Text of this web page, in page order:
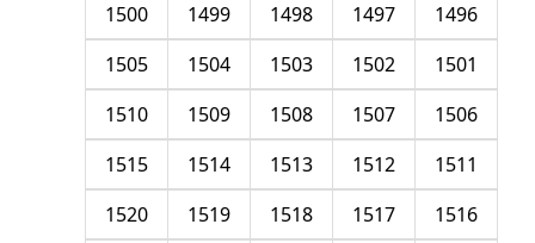
1496
1497
1498
1499
1500
1501
1502
1503
1504
1505
1506
1507
1508
1509
1510
1511
1512
1513
1514
1515
1516
1517
1518
1519
1520